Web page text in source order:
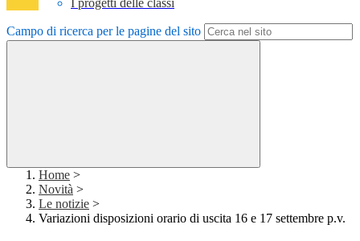
I progetti delle classi
Campo di ricerca per le pagine del sito
Home >
Novità >
Le notizie >
Variazioni disposizioni orario di uscita 16 e 17 settembre p.v.